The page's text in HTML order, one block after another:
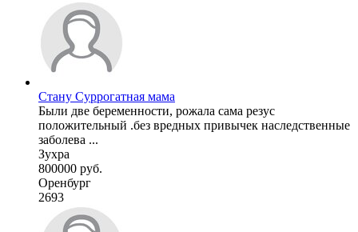
Стану Суррогатная мама
Были две беременности, рожала сама резус
положительный .без вредных привычек наследственные
заболева ...
Зухра
800000 руб.
Оренбург
2693